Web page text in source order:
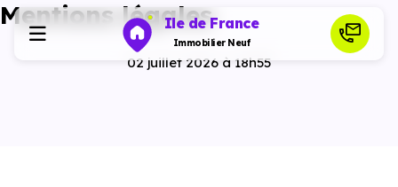
Ile de France
Immobilier Neuf
Mentions légales
02 juillet 2026 à 18h55